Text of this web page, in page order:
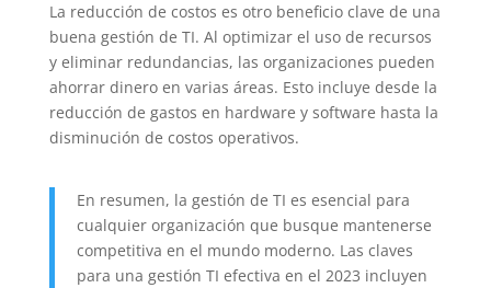
La reducción de costos es otro beneficio clave de una
buena gestión de TI. Al optimizar el uso de recursos
y eliminar redundancias, las organizaciones pueden
ahorrar dinero en varias áreas. Esto incluye desde la
reducción de gastos en hardware y software hasta la
disminución de costos operativos.
En resumen, la gestión de TI es esencial para
cualquier organización que busque mantenerse
competitiva en el mundo moderno. Las claves
para una gestión TI efectiva en el 2023 incluyen